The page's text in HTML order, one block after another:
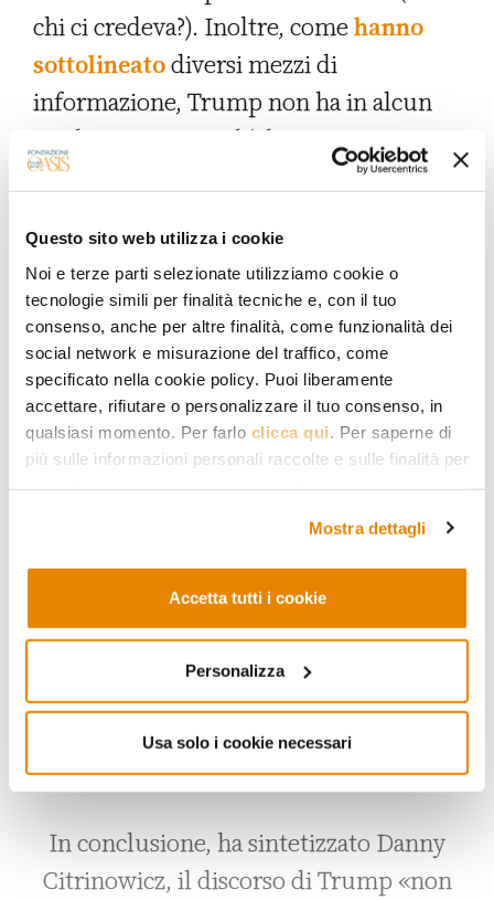
Questo sito web utilizza i cookie
Noi e terze parti selezionate utilizziamo cookie o
tecnologie simili per finalità tecniche e, con il tuo
consenso, anche per altre finalità, come funzionalità dei
social network e misurazione del traffico, come
specificato nella cookie policy. Puoi liberamente
accettare, rifiutare o personalizzare il tuo consenso, in
qualsiasi momento. Per farlo clicca qui . Per saperne di
più sulle informazioni personali raccolte e sulle finalità per
Mostra dettagli
Accetta tutti i cookie
Personalizza
Usa solo i cookie necessari
chi ci credeva?). Inoltre, comehanno
sottolineatodiversi mezzi di
informazione, Trump non ha in alcun
modo spiegato qual è la sua strategia
per uscire dal conflitto. Per il momento
bombardamenti sulle infrastrutture
iraniane (ieriè stato colpitolo storico
centro di ricerca medica Pasteur).
Trump ha inoltre sottolineato che la
chiusura dello Stretto di Hormuz –
come ha spiegatoLloyd’s ListTeheran
di fatto ha messo in atto un sistema di
pedaggi – non è un problema americano
riaprirlo (il Regno Unitoha annunciato
l’organizzazione di colloqui per la
creazione di una coalizione per la
riapertura dello Stretto con 40 diversi
Paesi tra cui non figurano gli Stati
Uniti).
In conclusione, ha sintetizzato Danny
Citrinowicz, il discorso di Trump «non